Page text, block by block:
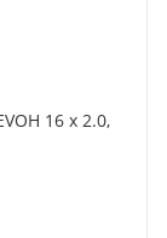
16 х 2.0,